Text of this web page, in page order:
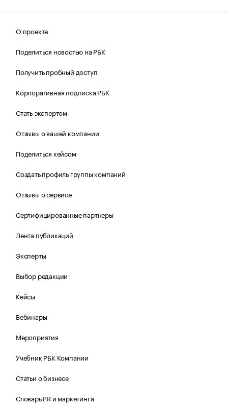
О проекте
Поделиться новостью на РБК
Получить пробный доступ
Корпоративная подписка РБК
Стать экспертом
Отзывы о вашей компании
Поделиться кейсом
Создать профиль группы компаний
Отзывы о сервисе
Сертифицированные партнеры
Лента публикаций
Эксперты
Выбор редакции
Кейсы
Вебинары
Мероприятия
Учебник РБК Компании
Статьи о бизнесе
Словарь PR и маркетинга